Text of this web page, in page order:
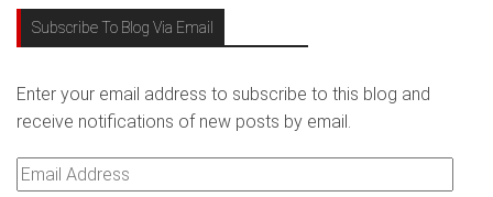
Subscribe To Blog Via Email
Enter your email address to subscribe to this blog and
receive notifications of new posts by email.
Email